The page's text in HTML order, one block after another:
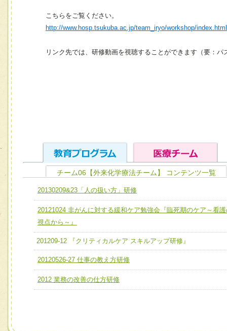
こちらをご覧ください。
http://www.hosp.tsukuba.ac.jp/team_iryo/workshop/
リンク先では、研修動画を視聴することができます（要：パ
ユニット１ 医療人としての基礎能力
全人的医療を実践する医療人として、必要な基礎能力を身
ける
必要に応じて柔軟に医療チームを組織し、強調できる
ユニット３ 多職種連携力
他職種の視点とスキルを学び、相互理解と連携を深める
チーム01【病院内横断的問題解決チーム】
チーム02【地域医療連携推進による高度医療を必要とする
宅患者等支援チーム】
チーム03【癌患者服薬サポートチーム】
チーム04【口腔ケアチーム】
チーム06【外来化学療法チーム】 コンテンツ一覧
20130209&23「人の扱い方」研修
20121024 非がんに対する緩和ケア勉強会『臨死期のケア～看
視点から～』
201209-12 『クリティカルケア スキルアップ研修』
20120526-27 仕事の教え方研修
2012 業務の改善の仕方研修